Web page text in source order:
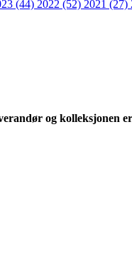
(44) 2022 (52) 2021 (27)
og kolleksjonen